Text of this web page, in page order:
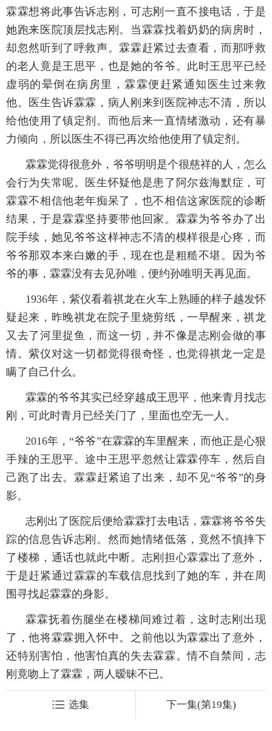
霖霖想将此事告诉志刚，可志刚一直不接电话，于是
她跑来医院顶层找志刚。当霖霖找着奶奶的病房时，
却忽然听到了呼救声。霖霖赶紧过去查看，而那呼救
的老人竟是王思平，也是她的爷爷。此时王思平已经
虚弱的晕倒在病房里，霖霖便赶紧通知医生过来救
他。医生告诉霖霖，病人刚来到医院神志不清，所以
给他使用了镇定剂。而他后来一直情绪激动，还有暴
力倾向，所以医生不得已再次给他使用了镇定剂。
霖霖觉得很意外，爷爷明明是个很慈祥的人，怎么
会行为失常呢。医生怀疑他是患了阿尔兹海默症，可
霖霖不相信他老年痴呆了，也不相信这家医院的诊断
结果，于是霖霖坚持要带他回家。霖霖为爷爷办了出
院手续，她见爷爷这样神志不清的模样很是心疼，而
爷爷那双本来白嫩的手，现在也是粗糙不堪。因为爷
爷的事，霖霖没有去见孙唯，便约孙唯明天再见面。
1936年，紫仪看着祺龙在火车上熟睡的样子越发怀
疑起来，昨晚祺龙在院子里烧剪纸，一早醒来，祺龙
又去了河里捉鱼，而这一切，并不像是志刚会做的事
情。紫仪对这一切都觉得很奇怪，也觉得祺龙一定是
瞒了自己什么。
霖霖的爷爷其实已经穿越成王思平，他来青月找志
刚，可此时青月已经关门了，里面也空无一人。
2016年，“爷爷”在霖霖的车里醒来，而他正是心狠
手辣的王思平。途中王思平忽然让霖霖停车，然后自
己跑了出去。霖霖赶紧追了出来，却不见“爷爷”的身
影。
志刚出了医院后便给霖霖打去电话，霖霖将爷爷失
踪的信息告诉志刚。然而她情绪低落，竟然不慎摔下
了楼梯，通话也就此中断。志刚担心霖霖出了意外，
于是赶紧通过霖霖的车载信息找到了她的车，并在周
围寻找起霖霖的身影。
霖霖抚着伤腿坐在楼梯间难过着，这时志刚出现
了，他将霖霖拥入怀中。之前他以为霖霖出了意外，
还特别害怕，他害怕真的失去霖霖。情不自禁间，志
刚竟吻上了霖霖，两人暧昧不已。
选集 下一集(第19集)